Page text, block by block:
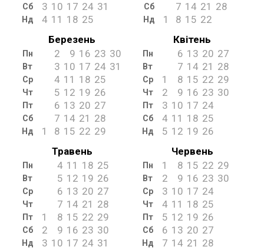
Сб 3 10 17 24 31
Нд 4 11 18 25
Сб 7 14 21 28
Нд 1 8 15 22
Березень
Пн 2 9 16 23 30
Вт 3 10 17 24 31
Ср 4 11 18 25
Чт 5 12 19 26
Пт 6 13 20 27
Сб 7 14 21 28
Нд 1 8 15 22 29
Квітень
Пн 6 13 20 27
Вт 7 14 21 28
Ср 1 8 15 22 29
Чт 2 9 16 23 30
Пт 3 10 17 24
Сб 4 11 18 25
Нд 5 12 19 26
Травень
Пн 4 11 18 25
Вт 5 12 19 26
Ср 6 13 20 27
Чт 7 14 21 28
Пт 1 8 15 22 29
Сб 2 9 16 23 30
Нд 3 10 17 24 31
Червень
Пн 1 8 15 22 29
Вт 2 9 16 23 30
Ср 3 10 17 24
Чт 4 11 18 25
Пт 5 12 19 26
Сб 6 13 20 27
Нд 7 14 21 28